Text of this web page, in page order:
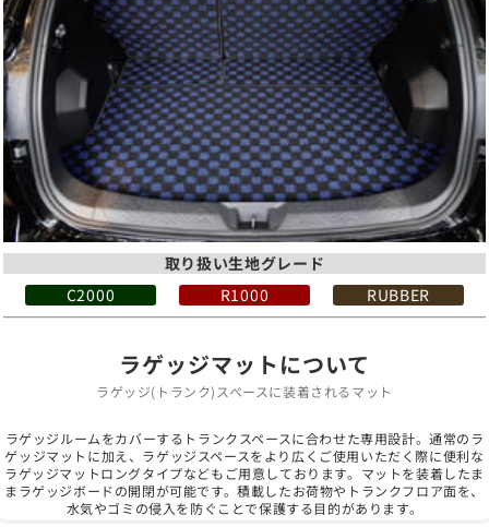
取り扱い生地グレード
C2000
R1000 RUBBER
ラゲッジマットについて
ラゲッジ(トランク)スペースに装着されるマット
ラゲッジルームをカバーするトランクスペースに合わせた専用設計。通常のラ
ゲッジマットに加え、ラゲッジスペースをより広くご使用いただく際に便利な
ラゲッジマットロングタイプなどもご用意しております。マットを装着したま
まラゲッジボードの開閉が可能です。積載したお荷物やトランクフロア面を、
水気やゴミの侵入を防ぐことで保護する目的があります。